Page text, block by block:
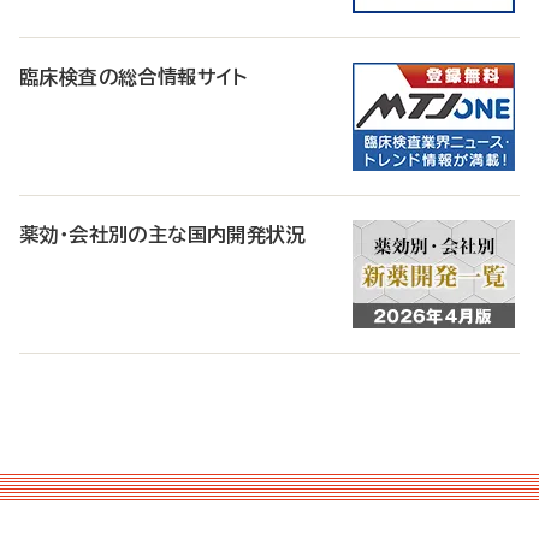
臨床検査の総合情報サイト
薬効・会社別の主な国内開発状況